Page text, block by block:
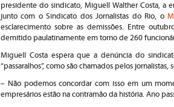
presidente do sindicato, Miguell Walther Costa, a
junto com o Sindicato dos Jornalistas do Rio, o
esclarecimento sobre as demissões. Entre
demitido paulatinamente em torno de 260
Miguell Costa espera que a denúncia do
“passaralhos”, como são chamados pelos
– Não podemos concordar com isso em um
empresários estão na contramão da história. Ano